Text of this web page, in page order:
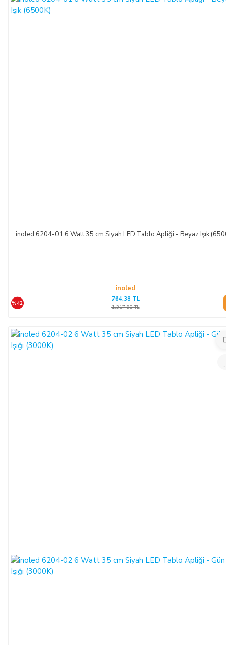
inoled 6204-01 6 Watt 35 cm Siyah LED Tablo Apliği - Beyaz Işık
inoled
%42
764,38 TL
1.317,90 TL